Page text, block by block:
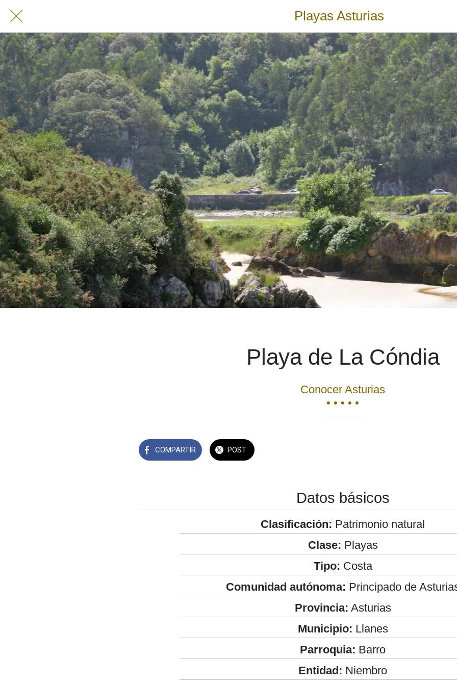
Playas Asturias
Playa de La Cóndia
Conocer Asturias
• • • • •
COMPARTIR POST
Datos básicos
Clasificación: Patrimonio natural
Clase: Playas
Tipo: Costa
Comunidad autónoma: Principado de
Provincia: Asturias
Municipio: Llanes
Parroquia: Barro
Entidad: Niembro